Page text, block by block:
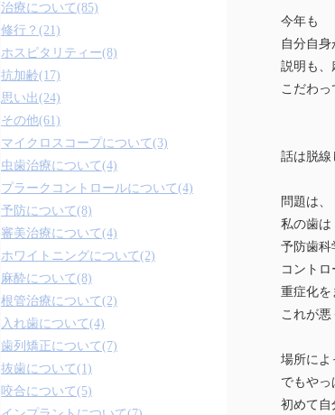
今年も
自分自身
説明も、
こだわっ
話は脱線
問題は、
私の歯は
予防歯科
コントロ
重症化を
これが悪
場所によ
でもやっ
初めて自
治療について(85)
修行？(21)
ホスピタリティー(8)
抗加齢(17)
思い出(24)
その他(61)
マイクロスコープについて(3)
虫歯治療について(4)
プラークコントロールについて(4)
予防について(8)
審美治療について(4)
ホワイトニングについて(2)
麻酔について(8)
根管治療について(2)
入れ歯について(4)
歯列矯正について(7)
抜歯について(1)
咬合について(5)